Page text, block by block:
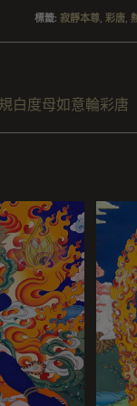
標籤: 寂靜本尊, 彩唐,
白度母如意輪彩唐